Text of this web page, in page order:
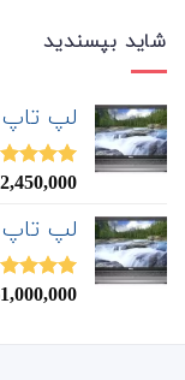
شاید بپسندید
لپ تاپ 15 اینچی Dell مدل Latitude 5530
نمره
لپ تاپ 15 اینچی Dell مدل Precision 3560
نمره